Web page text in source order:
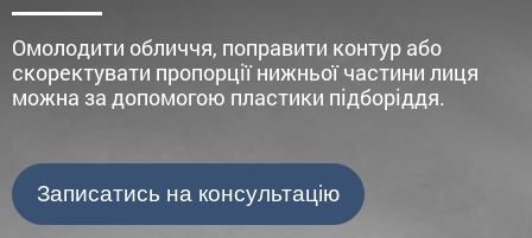
Омолодити обличчя, поправити контур або
скоректувати пропорції нижньої частини лиця
можна за допомогою пластики підборіддя.
Записатись на консультацію